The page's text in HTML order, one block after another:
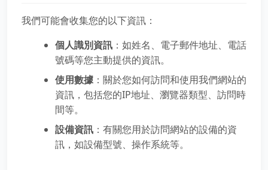
我們可能會收集您的以下資訊：
個人識別資訊 ：如姓名、電子郵件地址、電話
號碼等您主動提供的資訊。
使用數據 ：關於您如何訪問和使用我們網站的
資訊，包括您的IP地址、瀏覽器類型、訪問時
間等。
設備資訊 ：有關您用於訪問網站的設備的資
訊，如設備型號、操作系統等。